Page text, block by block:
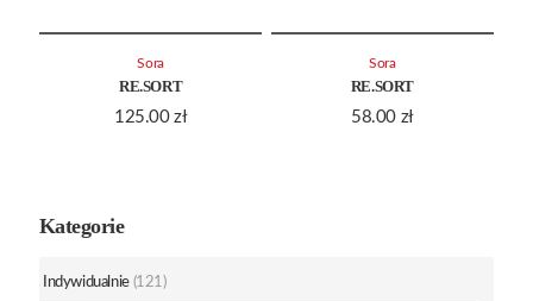
RE.SORT
125.00 zł
Sora
RE.SORT
58.00 zł
Sora
Kategorie
Indywidualnie (121)